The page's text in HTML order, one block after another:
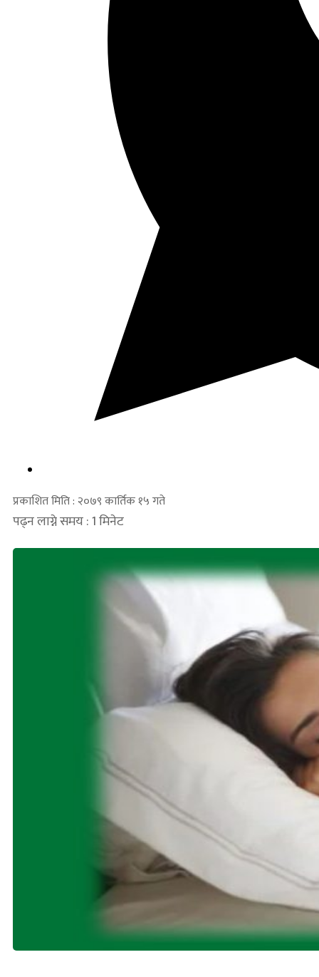
प्रकाशित मिति : २०७९ कार्तिक १५ गते
पढ्न लाग्ने समय : 1 मिनेट